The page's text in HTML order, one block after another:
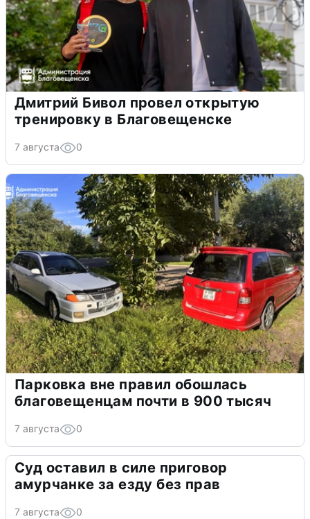
Дмитрий Бивол провел открытую
тренировку в Благовещенске
7 августа 0
Парковка вне правил обошлась
благовещенцам почти в 900 тысяч
7 августа 0
Суд оставил в силе приговор
амурчанке за езду без прав
7 августа 0